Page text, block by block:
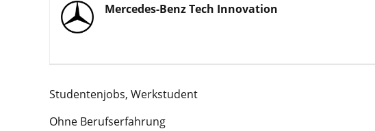
Mercedes-Benz Tech Innovation
Studentenjobs, Werkstudent
Ohne Berufserfahrung